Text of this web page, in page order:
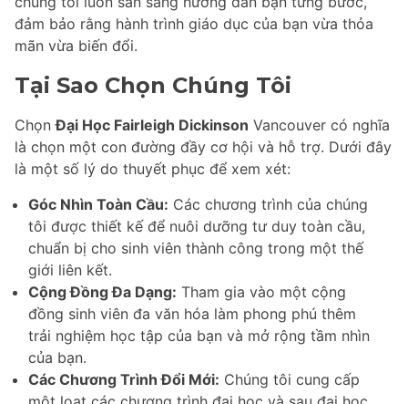
đảm bảo rằng hành trình giáo dục của bạn vừa thỏa
mãn vừa biến đổi.
Tại Sao Chọn Chúng Tôi
ChọnĐại Học Fairleigh Dickinson Vancouver có nghĩa
là chọn một con đường đầy cơ hội và hỗ trợ. Dưới đây
là một số lý do thuyết phục để xem xét:
Góc Nhìn Toàn Cầu: Các chương trình của chúng
tôi được thiết kế để nuôi dưỡng tư duy toàn cầu,
chuẩn bị cho sinh viên thành công trong một thế
giới liên kết.
Cộng Đồng Đa Dạng: Tham gia vào một cộng
đồng sinh viên đa văn hóa làm phong phú thêm
trải nghiệm học tập của bạn và mở rộng tầm nhìn
của bạn.
Các Chương Trình Đổi Mới: Chúng tôi cung cấp